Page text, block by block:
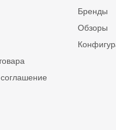
Бренды
Обзоры